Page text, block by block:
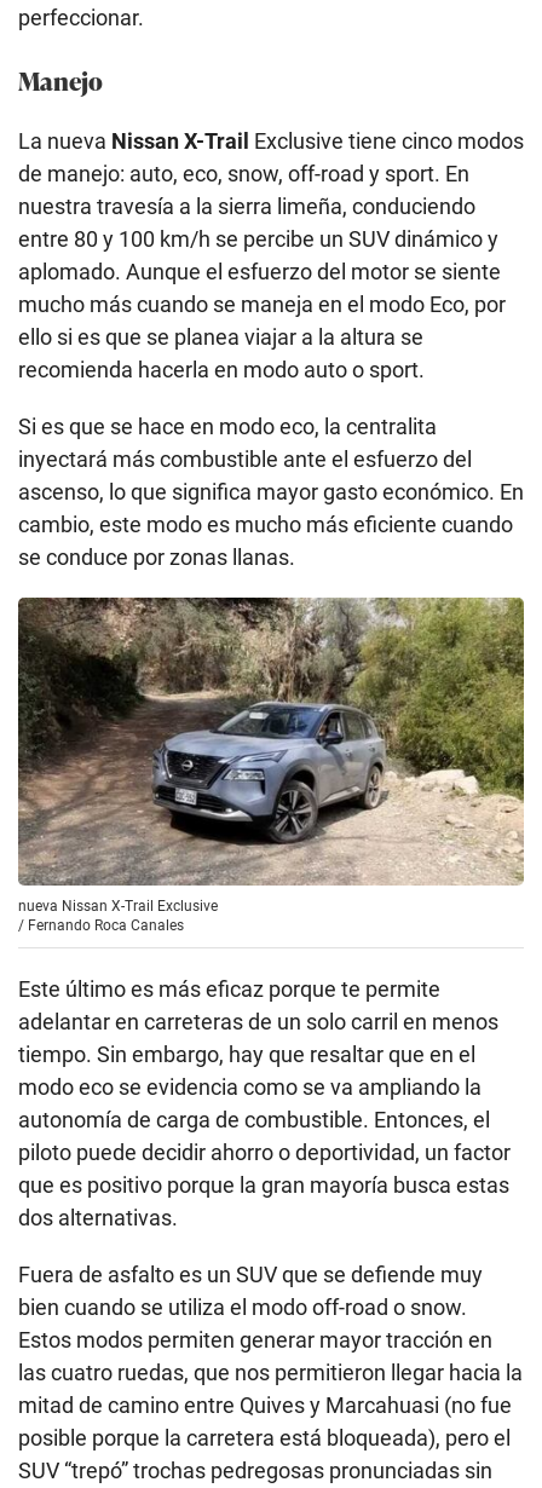
perfeccionar.
Manejo
La nueva Nissan X-Trail Exclusive tiene cinco modos
de manejo: auto, eco, snow, off-road y sport. En
nuestra travesía a la sierra limeña, conduciendo
entre 80 y 100 km/h se percibe un SUV dinámico y
aplomado. Aunque el esfuerzo del motor se siente
mucho más cuando se maneja en el modo Eco, por
ello si es que se planea viajar a la altura se
recomienda hacerla en modo auto o sport.
Si es que se hace en modo eco, la centralita
inyectará más combustible ante el esfuerzo del
ascenso, lo que significa mayor gasto económico. En
cambio, este modo es mucho más eficiente cuando
se conduce por zonas llanas.
nueva Nissan X-Trail Exclusive
/ Fernando Roca Canales
Este último es más eficaz porque te permite
adelantar en carreteras de un solo carril en menos
tiempo. Sin embargo, hay que resaltar que en el
modo eco se evidencia como se va ampliando la
autonomía de carga de combustible. Entonces, el
piloto puede decidir ahorro o deportividad, un factor
que es positivo porque la gran mayoría busca estas
dos alternativas.
Fuera de asfalto es un SUV que se defiende muy
bien cuando se utiliza el modo off-road o snow.
Estos modos permiten generar mayor tracción en
las cuatro ruedas, que nos permitieron llegar hacia la
mitad de camino entre Quives y Marcahuasi (no fue
posible porque la carretera está bloqueada), pero el
SUV “trepó” trochas pedregosas pronunciadas sin